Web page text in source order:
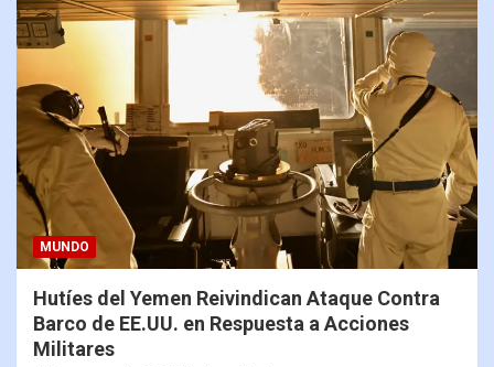
MUNDO
Hutíes del Yemen Reivindican Ataque Contra
Barco de EE.UU. en Respuesta a Acciones
Militares